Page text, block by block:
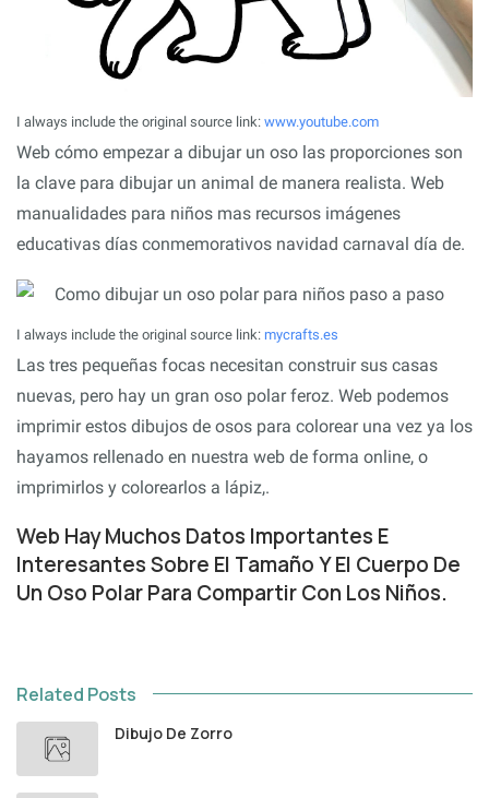
I always include the original source link: www.youtube.com
Web cómo empezar a dibujar un oso las proporciones son
la clave para dibujar un animal de manera realista. Web
manualidades para niños mas recursos imágenes
educativas días conmemorativos navidad carnaval día de.
I always include the original source link: mycrafts.es
Las tres pequeñas focas necesitan construir sus casas
nuevas, pero hay un gran oso polar feroz. Web podemos
imprimir estos dibujos de osos para colorear una vez ya los
hayamos rellenado en nuestra web de forma online, o
imprimirlos y colorearlos a lápiz,.
Web Hay Muchos Datos Importantes E
Interesantes Sobre El Tamaño Y El Cuerpo De
Un Oso Polar Para Compartir Con Los Niños.
Related Posts
Dibujo De Zorro